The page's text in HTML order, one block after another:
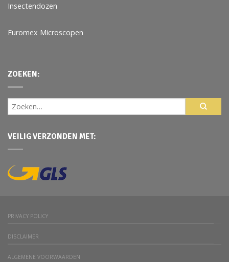
Insectendozen
Euromex Microscopen
ZOEKEN:
VEILIG VERZONDEN MET:
PRIVACY POLICY
DISCLAIMER
ALGEMENE VOORWAARDEN